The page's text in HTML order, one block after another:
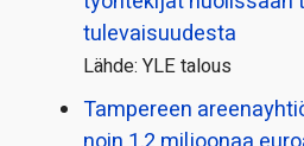
tulevaisuudesta
Lähde: YLE talous
Tampereen